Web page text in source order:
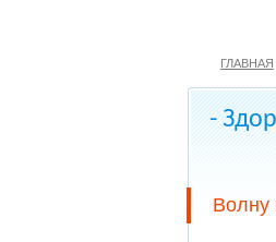
ГЛАВНАЯ
-
Волну